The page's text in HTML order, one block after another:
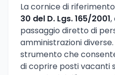
La cornice di
30 del D. Lgs. 165/2001,
passaggio diretto di
amministrazioni
strumento che
di coprire posti vacanti